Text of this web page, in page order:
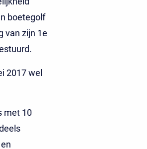
boetegolf
van zijn 1e
2017 wel
met 10